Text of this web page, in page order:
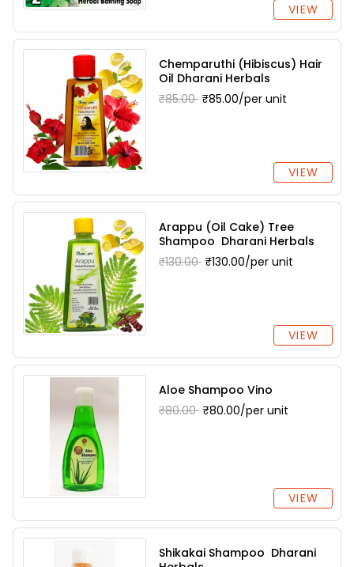
VIEW
Chemparuthi (Hibiscus) Hair
Oil Dharani Herbals
₹85.00 ₹85.00/per unit
VIEW
Arappu (Oil Cake) Tree
Shampoo Dharani Herbals
₹130.00 ₹130.00/per unit
VIEW
Aloe Shampoo Vino
₹80.00 ₹80.00/per unit
VIEW
Shikakai Shampoo Dharani